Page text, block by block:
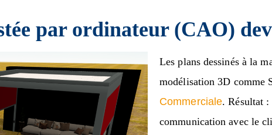
par ordinateur (CAO)
Les plans dessinés à la
modélisation 3D
Commerciale. Résultat :
communication avec le